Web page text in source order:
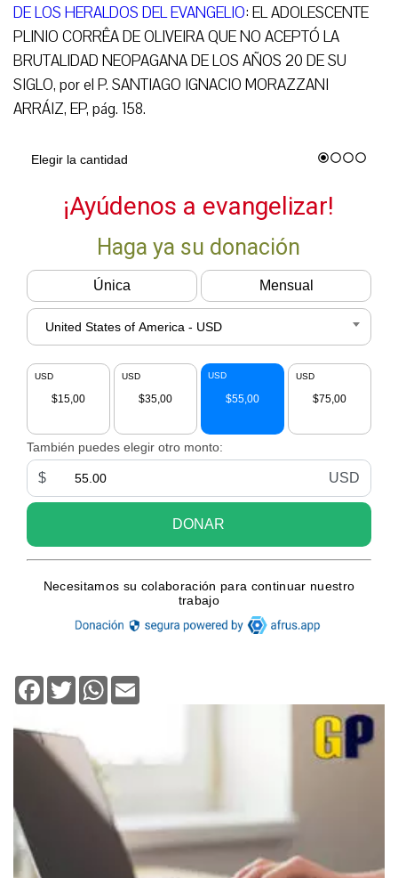
DE LOS HERALDOS DEL EVANGELIO: EL ADOLESCENTE
PLINIO CORRÊA DE OLIVEIRA QUE NO ACEPTÓ LA
BRUTALIDAD NEOPAGANA DE LOS AÑOS 20 DE SU
SIGLO, por el P. SANTIAGO IGNACIO MORAZZANI
ARRÁIZ, EP, pág. 158.
Facebook
TwitterWhatsApp